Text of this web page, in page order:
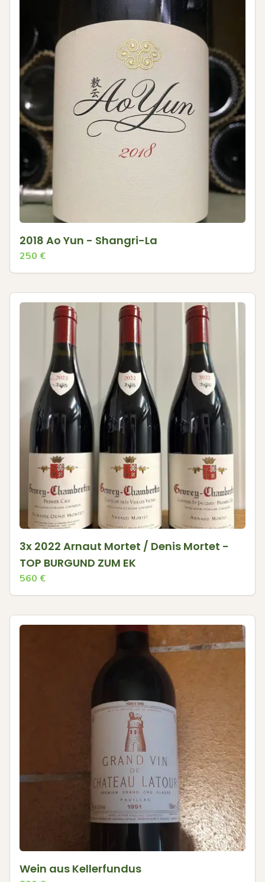
2018 Ao Yun - Shangri-La
250 €
3x 2022 Arnaut Mortet / Denis Mortet -
TOP BURGUND ZUM EK
560 €
Wein aus Kellerfundus